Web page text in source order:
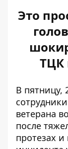
Это
ТЦК
В пятницу,
ветерана
после
протезах